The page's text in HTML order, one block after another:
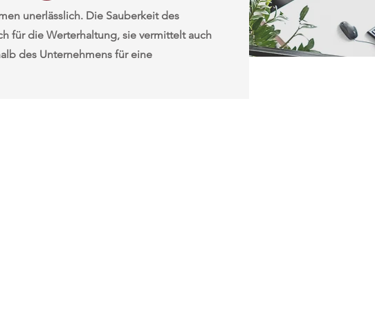
unerlässlich. Die Sauberkeit des
für die Werterhaltung, sie vermittelt auch
des Unternehmens für eine